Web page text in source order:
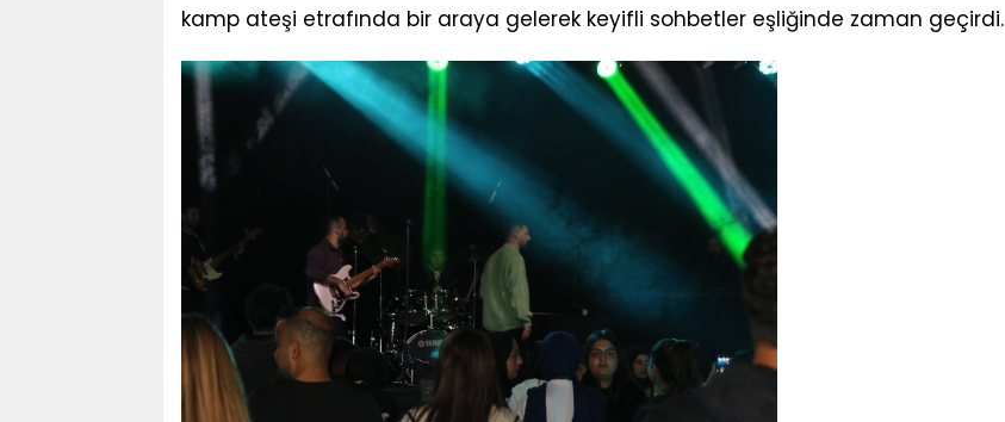
kamp ateşi etrafında bir araya gelerek keyifli sohbetler eşliğinde zaman geçirdi.